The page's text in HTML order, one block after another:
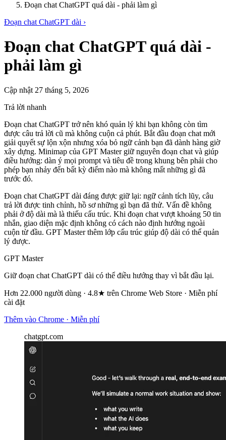
Đoạn chat ChatGPT quá dài - phải làm gì
Đoạn chat ChatGPT dài ›
Đoạn chat ChatGPT quá dài -
phải làm gì
Cập nhật 27 tháng 5, 2026
Trả lời nhanh
Đoạn chat ChatGPT trở nên khó quản lý khi bạn không còn tìm
được câu trả lời cũ mà không cuộn cả phút. Bắt đầu đoạn chat mới
giải quyết sự lộn xộn nhưng xóa bỏ ngữ cảnh bạn đã dành hàng giờ
xây dựng. Minimap của GPT Master giữ nguyên đoạn chat và giúp
điều hướng: dàn ý mọi prompt và tiêu đề trong khung bên phải cho
phép bạn nhảy đến bất kỳ điểm nào mà không mất những gì đã
trước đó.
Đoạn chat ChatGPT dài đáng được giữ lại: ngữ cảnh tích lũy, câu
trả lời được tinh chỉnh, hồ sơ những gì bạn đã thử. Vấn đề không
phải ở độ dài mà là thiếu cấu trúc. Khi đoạn chat vượt khoảng 50 tin
nhắn, giao diện mặc định không có cách nào định hướng ngoài
cuộn từ đầu. GPT Master thêm lớp cấu trúc giúp độ dài có thể quản
lý được.
GPT Master
Giữ đoạn chat ChatGPT dài có thể điều hướng thay vì bắt đầu lại.
Hơn 22.000 người dùng · 4.8★ trên Chrome Web Store · Miễn phí
cài đặt
Thêm vào Chrome · Miễn phí
chatgpt.com